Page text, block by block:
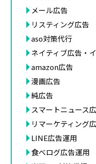
メール広告
リスティング広告
aso対策代行
ネイティブ広告・
amazon広告
漫画広告
純広告
スマートニュース
リマーケティング
LINE広告運用
食べログ広告運用